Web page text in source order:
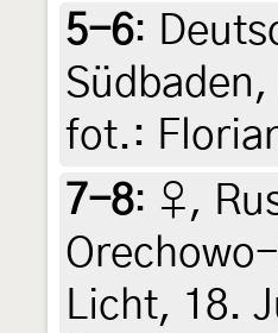
5-6:
fot.:
7-8: ♀,
Licht, 18.